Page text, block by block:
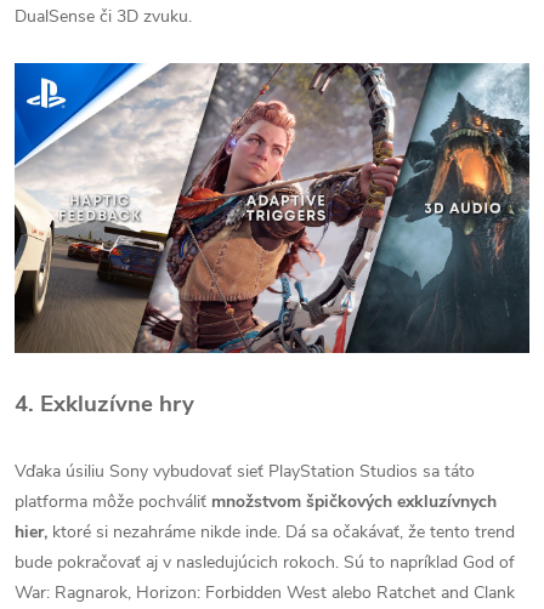
DualSense či 3D zvuku.
4. Exkluzívne hry
Vďaka úsiliu Sony vybudovať sieť PlayStation Studios sa táto
platforma môže pochváliť množstvom špičkových exkluzívnych
hier, ktoré si nezahráme nikde inde. Dá sa očakávať, že tento trend
bude pokračovať aj v nasledujúcich rokoch. Sú to napríklad God of
War: Ragnarok, Horizon: Forbidden West alebo Ratchet and Clank